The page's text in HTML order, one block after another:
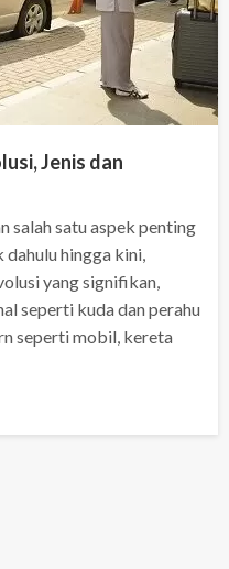
Jenis dan
salah satu aspek penting
dahulu hingga kini,
yang signifikan,
seperti kuda dan perahu
seperti mobil, kereta